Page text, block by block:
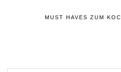
MUST HAVES ZUM